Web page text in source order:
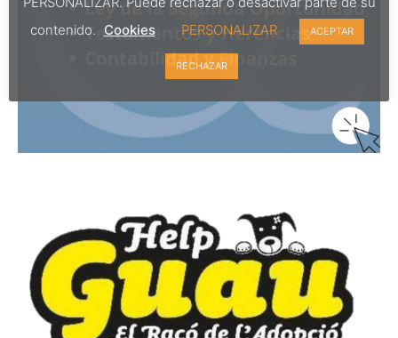
contenido. Cookies PERSONALIZAR ACEPTAR
RECHAZAR